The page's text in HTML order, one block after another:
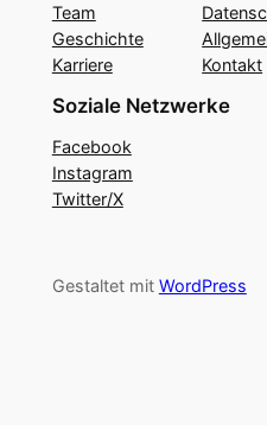
Team
Geschichte
Karriere
Kontakt
Soziale Netzwerke
Facebook
Instagram
Twitter/X
Gestaltet mit WordPress